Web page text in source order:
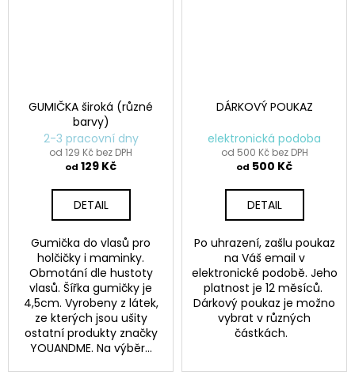
GUMIČKA široká (různé
barvy)
2-3 pracovní dny
od 129 Kč bez DPH
od 129 Kč
DETAIL
Gumička do vlasů pro
holčičky i maminky.
Obmotání dle hustoty
vlasů. Šířka gumičky je
4,5cm. Vyrobeny z látek,
ze kterých jsou ušity
ostatní produkty značky
YOUANDME. Na výběr...
DÁRKOVÝ POUKAZ
elektronická podoba
od 500 Kč bez DPH
od 500 Kč
DETAIL
Po uhrazení, zašlu poukaz
na Váš email v
elektronické podobě. Jeho
platnost je 12 měsíců.
Dárkový poukaz je možno
vybrat v různých
částkách.